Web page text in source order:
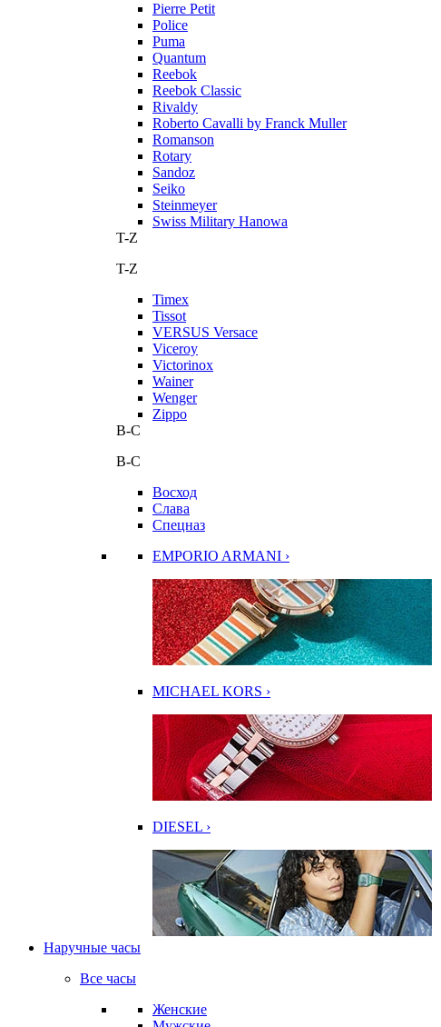
Pierre Petit
Police
Puma
Quantum
Reebok
Reebok Classic
Rivaldy
Roberto Cavalli by Franck Muller
Romanson
Rotary
Sandoz
Seiko
Steinmeyer
Swiss Military Hanowa
T-Z
T-Z
Timex
Tissot
VERSUS Versace
Viceroy
Victorinox
Wainer
Wenger
Zippo
В-С
В-С
Восход
Слава
Спецназ
EMPORIO ARMANI ›
MICHAEL KORS ›
DIESEL ›
Наручные часы
Все часы
Женские